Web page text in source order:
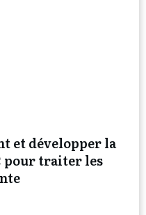
et développer la
pour traiter les